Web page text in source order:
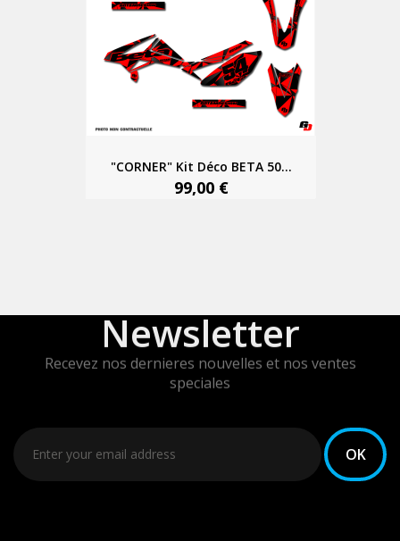
"CORNER" Kit Déco BETA 50...
99,00 €
Newsletter
Recevez nos dernieres nouvelles et nos ventes